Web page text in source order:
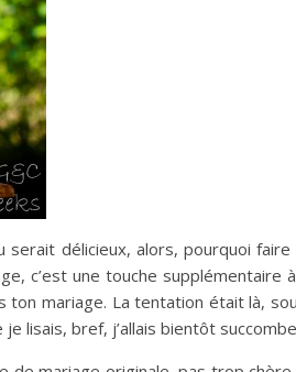
délicieux, alors, pourquoi faire
c’est une touche supplémentaire
ton mariage. La tentation était là,
lisais, bref, j’allais bientôt